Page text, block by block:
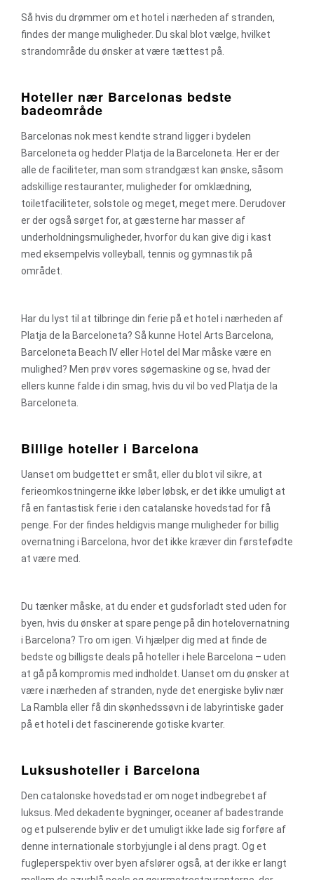
Så hvis du drømmer om et hotel i nærheden af stranden,
findes der mange muligheder. Du skal blot vælge, hvilket
strandområde du ønsker at være tættest på.
Hoteller nær Barcelonas bedste
badeområde
Barcelonas nok mest kendte strand ligger i bydelen
Barceloneta og hedder Platja de la Barceloneta. Her er der
alle de faciliteter, man som strandgæst kan ønske, såsom
adskillige restauranter, muligheder for omklædning,
toiletfaciliteter, solstole og meget, meget mere. Derudover
er der også sørget for, at gæsterne har masser af
underholdningsmuligheder, hvorfor du kan give dig i kast
med eksempelvis volleyball, tennis og gymnastik på
området.
Har du lyst til at tilbringe din ferie på et hotel i nærheden af
Platja de la Barceloneta? Så kunne Hotel Arts Barcelona,
Barceloneta Beach IV eller Hotel del Mar måske være en
mulighed? Men prøv vores søgemaskine og se, hvad der
ellers kunne falde i din smag, hvis du vil bo ved Platja de la
Barceloneta.
Billige hoteller i Barcelona
Uanset om budgettet er småt, eller du blot vil sikre, at
ferieomkostningerne ikke løber løbsk, er det ikke umuligt at
få en fantastisk ferie i den catalanske hovedstad for få
penge. For der findes heldigvis mange muligheder for billig
overnatning i Barcelona, hvor det ikke kræver din førstefødte
at være med.
Du tænker måske, at du ender et gudsforladt sted uden for
byen, hvis du ønsker at spare penge på din hotelovernatning
i Barcelona? Tro om igen. Vi hjælper dig med at finde de
bedste og billigste deals på hoteller i hele Barcelona – uden
at gå på kompromis med indholdet. Uanset om du ønsker at
være i nærheden af stranden, nyde det energiske byliv nær
La Rambla eller få din skønhedssøvn i de labyrintiske gader
på et hotel i det fascinerende gotiske kvarter.
Luksushoteller i Barcelona
Den catalonske hovedstad er om noget indbegrebet af
luksus. Med dekadente bygninger, oceaner af badestrande
og et pulserende byliv er det umuligt ikke lade sig forføre af
denne internationale storbyjungle i al dens pragt. Og et
fugleperspektiv over byen afslører også, at der ikke er langt